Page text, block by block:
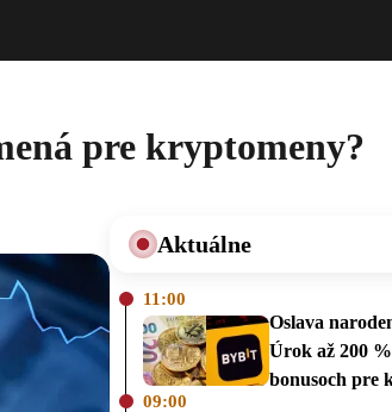
pre kryptomeny?
Aktuálne
11:00
Oslava
Úrok až 200
bonusoch pre
09:00